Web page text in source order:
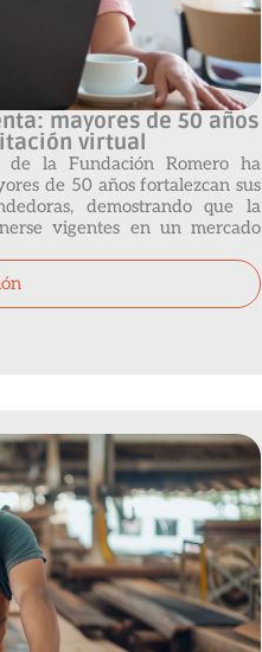
mayores de 50 años
virtual
de la Fundación Romero ha
de 50 años fortalezcan sus
demostrando que la
vigentes en un mercado